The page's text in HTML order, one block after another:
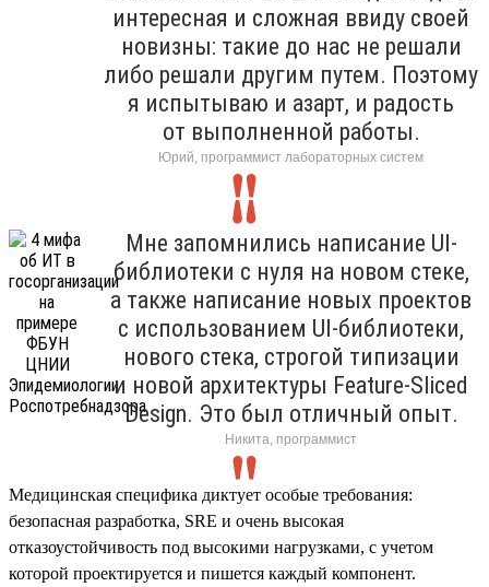
интересная и сложная ввиду своей
новизны: такие до нас не решали
либо решали другим путем. Поэтому
я испытываю и азарт, и радость
от выполненной работы.
Юрий, программист лабораторных систем
Мне запомнились написание UI-
библиотеки с нуля на новом стеке,
а также написание новых проектов
с использованием UI-библиотеки,
нового стека, строгой типизации
и новой архитектуры Feature-Sliced
Design. Это был отличный опыт.
Никита, программист
Медицинская специфика диктует особые требования:
безопасная разработка, SRE и очень высокая
отказоустойчивость под высокими нагрузками, с учетом
которой проектируется и пишется каждый компонент.